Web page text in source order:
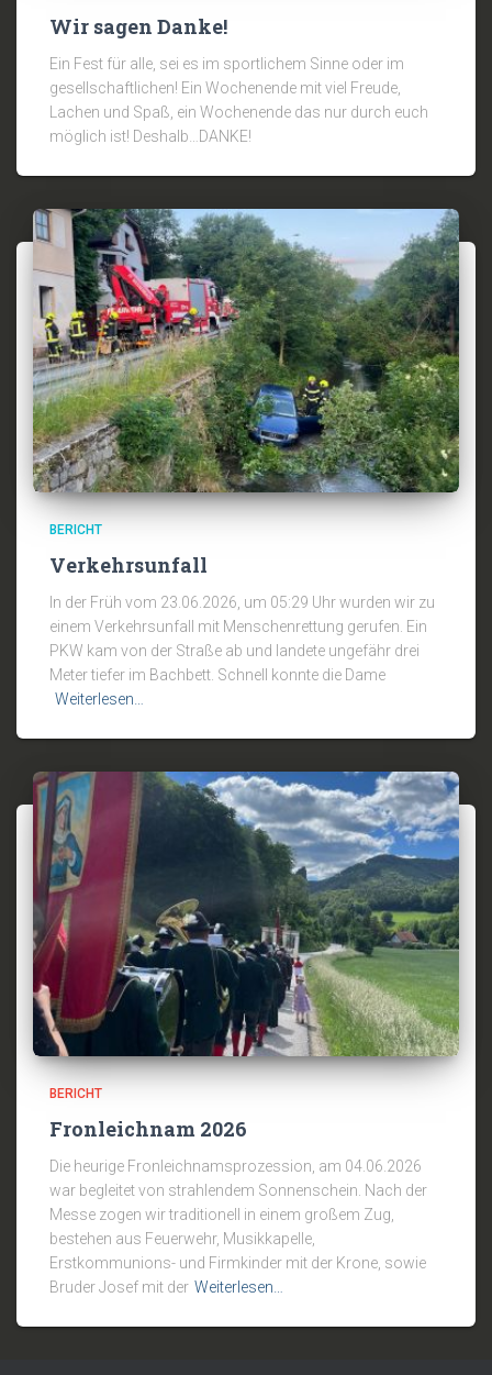
Wir sagen Danke!
Ein Fest für alle, sei es im sportlichem Sinne oder im
gesellschaftlichen! Ein Wochenende mit viel Freude,
Lachen und Spaß, ein Wochenende das nur durch euch
möglich ist! Deshalb…DANKE!
BERICHT
Verkehrsunfall
In der Früh vom 23.06.2026, um 05:29 Uhr wurden wir zu
einem Verkehrsunfall mit Menschenrettung gerufen. Ein
PKW kam von der Straße ab und landete ungefähr drei
Meter tiefer im Bachbett. Schnell konnte die Dame
Weiterlesen…
BERICHT
Fronleichnam 2026
Die heurige Fronleichnamsprozession, am 04.06.2026
war begleitet von strahlendem Sonnenschein. Nach der
Messe zogen wir traditionell in einem großem Zug,
bestehen aus Feuerwehr, Musikkapelle,
Erstkommunions- und Firmkinder mit der Krone, sowie
Bruder Josef mit der Weiterlesen…